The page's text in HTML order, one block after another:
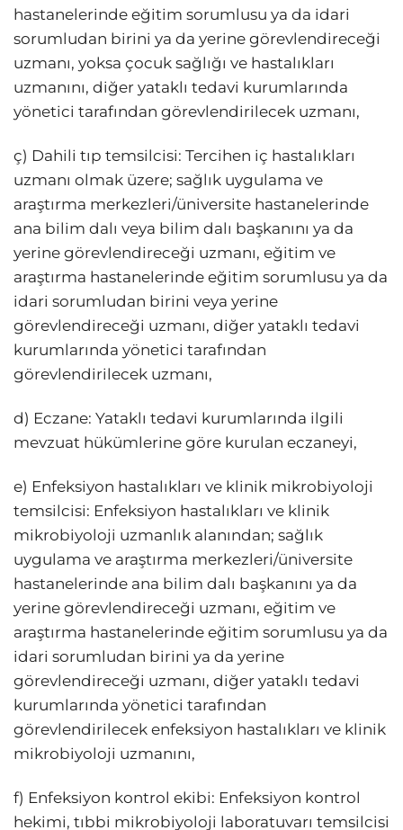
hastanelerinde eğitim sorumlusu ya da idari
sorumludan birini ya da yerine görevlendireceği
uzmanı, yoksa çocuk sağlığı ve hastalıkları
uzmanını, diğer yataklı tedavi kurumlarında
yönetici tarafından görevlendirilecek uzmanı,
ç) Dahili tıp temsilcisi: Tercihen iç hastalıkları
uzmanı olmak üzere; sağlık uygulama ve
araştırma merkezleri/üniversite hastanelerinde
ana bilim dalı veya bilim dalı başkanını ya da
yerine görevlendireceği uzmanı, eğitim ve
araştırma hastanelerinde eğitim sorumlusu ya da
idari sorumludan birini veya yerine
görevlendireceği uzmanı, diğer yataklı tedavi
kurumlarında yönetici tarafından
görevlendirilecek uzmanı,
d) Eczane: Yataklı tedavi kurumlarında ilgili
mevzuat hükümlerine göre kurulan eczaneyi,
e) Enfeksiyon hastalıkları ve klinik mikrobiyoloji
temsilcisi: Enfeksiyon hastalıkları ve klinik
mikrobiyoloji uzmanlık alanından; sağlık
uygulama ve araştırma merkezleri/üniversite
hastanelerinde ana bilim dalı başkanını ya da
yerine görevlendireceği uzmanı, eğitim ve
araştırma hastanelerinde eğitim sorumlusu ya da
idari sorumludan birini ya da yerine
görevlendireceği uzmanı, diğer yataklı tedavi
kurumlarında yönetici tarafından
görevlendirilecek enfeksiyon hastalıkları ve klinik
mikrobiyoloji uzmanını,
f) Enfeksiyon kontrol ekibi: Enfeksiyon kontrol
hekimi, tıbbi mikrobiyoloji laboratuvarı temsilcisi